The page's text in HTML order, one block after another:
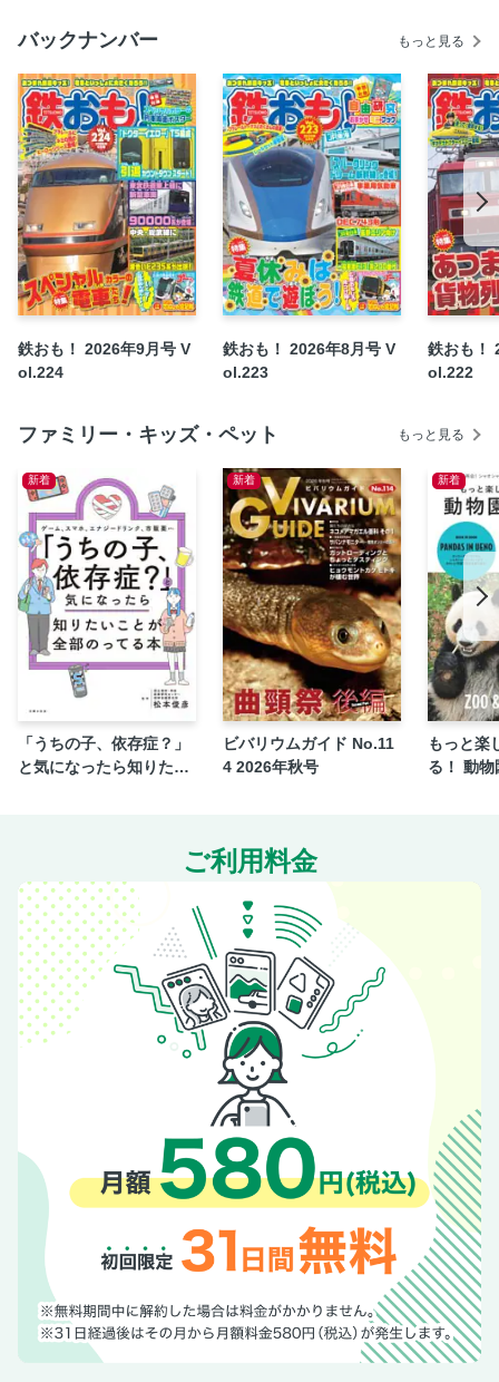
JR特急車両 JR東日本E751系
イベント報告
トピックス
KATOのNゲージ
プラレール総研
鉄道模型はじめ隊！
鈴川絢子の〇〇やってみたっ！
ゴウキくんの鉄道ゼミナール
鉄おも！情報館
鉄おも！読者プレゼント
鉄おも！新聞
自社広告
ゴウキくん答え
読プレ当選者リスト
おたよりしーと
次号予告／奥付
バックナンバー もっと見る
鉄おも！ 2026年9月号 V
ol.224
鉄おも！ 2026年8月号 V
ol.223
鉄おも！
ol.222
ファミリー・キッズ・ペット もっと見る
新着
「うちの子、依存症？」
と気になったら知りたい
新着
ビバリウムガイド No.11
4 2026年秋号
新着
もっと楽
る！ 動
ご利用料金